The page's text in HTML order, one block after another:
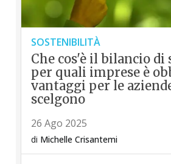
SOSTENIBILITÀ
Che cos'è il bilancio
per quali imprese è
vantaggi per le
scelgono
26 Ago 2025
di Michelle Crisantemi